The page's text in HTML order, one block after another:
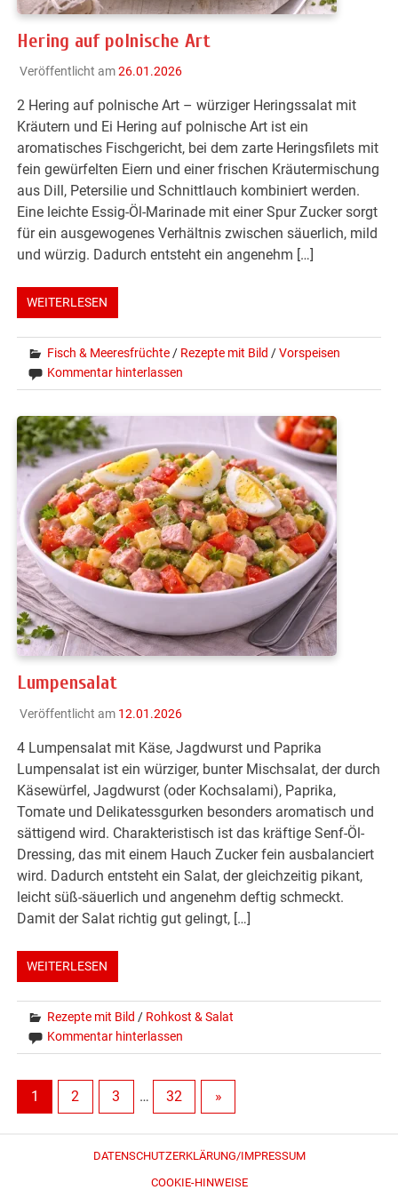
Hering auf polnische Art
Veröffentlicht am26.01.2026
2 Hering auf polnische Art – würziger Heringssalat mit
Kräutern und Ei Hering auf polnische Art ist ein
aromatisches Fischgericht, bei dem zarte Heringsfilets mit
fein gewürfelten Eiern und einer frischen Kräutermischung
aus Dill, Petersilie und Schnittlauch kombiniert werden.
Eine leichte Essig-Öl-Marinade mit einer Spur Zucker sorgt
für ein ausgewogenes Verhältnis zwischen säuerlich, mild
und würzig. Dadurch entsteht ein angenehm […]
WEITERLESEN
Fisch & Meeresfrüchte/ Rezepte mit Bild /Vorspeisen
Kommentar hinterlassen
Lumpensalat
Veröffentlicht am 12.01.2026
4 Lumpensalat mit Käse, Jagdwurst und Paprika
Lumpensalat ist ein würziger, bunter Mischsalat, der durch
Käsewürfel, Jagdwurst (oder Kochsalami), Paprika,
Tomate und Delikatessgurken besonders aromatisch und
sättigend wird. Charakteristisch ist das kräftige Senf-Öl-
Dressing, das mit einem Hauch Zucker fein ausbalanciert
wird. Dadurch entsteht ein Salat, der gleichzeitig pikant,
leicht süß-säuerlich und angenehm deftig schmeckt.
Damit der Salat richtig gut gelingt, […]
WEITERLESEN
Rezepte mit Bild / Rohkost & Salat
Kommentar hinterlassen
1 2 3 … 32 »
DATENSCHUTZERKLÄRUNG/IMPRESSUM
COOKIE-HINWEISE